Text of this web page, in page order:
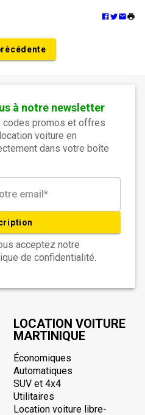
à notre newsletter
codes promos et offres
voiture en
dans votre boîte
acceptez notre
de confidentialité.
LOCATION VOITURE
MARTINIQUE
Économiques
Automatiques
SUV et 4x4
Utilitaires
Location voiture libre-